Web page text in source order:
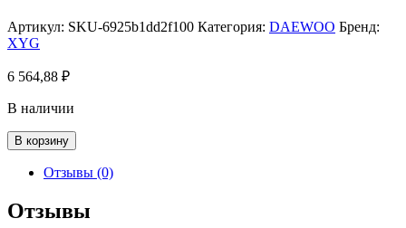
Артикул: SKU-6925b1dd2f100 Категория: DAEWOO Бренд:
XYG
6 564,88 ₽
В наличии
Количество
товара
DAEWOO
LANOS
4LIM,
В корзину
Отзывы (0)
Отзывы